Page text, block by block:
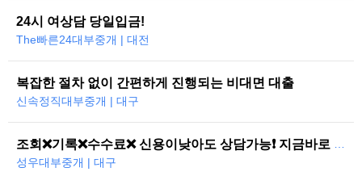
24시 여상담 당일입금!
The빠른24대부중개 | 대전
복잡한 절차 없이 간편하게 진행되는 비대면 대출
신속정직대부중개 | 대구
성우대부중개 | 대구